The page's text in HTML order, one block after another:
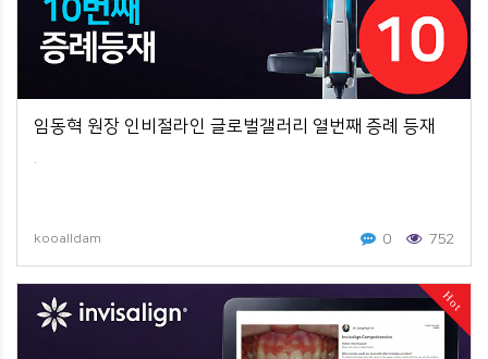
임동혁 원장 인비절라인 글로벌갤러리 열번째 증례 등재
kooalldam 0 752
Hot